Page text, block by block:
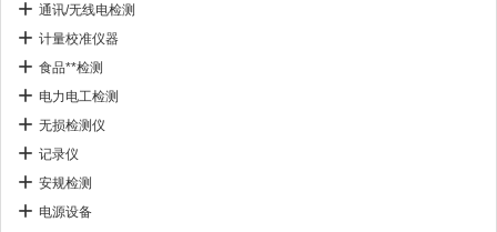
通讯/无线电检测
计量校准仪器
食品**检测
电力电工检测
无损检测仪
记录仪
安规检测
电源设备